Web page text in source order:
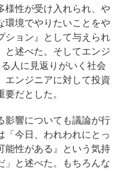
様性が受け入れられ、や
環境でやりたいことをや
ション』として与えられ
と述べた。そしてエンジ
人に見返りがいく社会
エンジニアに対して投資
だとした。
響についても議論が行
「今日、われわれにとっ
能性がある』という気持
」と述べた。もちろんな